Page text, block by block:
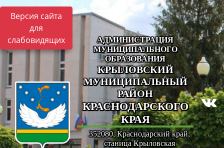
Версия сайта
для
слабовидящих
АДМИНИСТРАЦИЯ
МУНИЦИПАЛЬНОГО
ОБРАЗОВАНИЯ
КРЫЛОВСКИЙ
МУНИЦИПАЛЬНЫЙ
РАЙОН
КРАСНОДАРСКОГО
КРАЯ
352080, Краснодарский край,
станица Крыловская